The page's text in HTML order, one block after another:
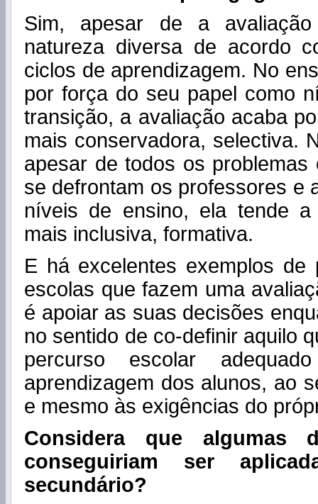
Sim, apesar de a
natureza diversa de acordo
ciclos de aprendizagem. No
por força do seu papel como
transição, a avaliação acaba
mais conservadora, selectiva.
apesar de todos os
se defrontam os professores e
níveis de ensino, ela tende
mais inclusiva, formativa.
E há excelentes exemplos de
escolas que fazem uma
é apoiar as suas decisões
no sentido de co-definir aquilo
percurso escolar
aprendizagem dos alunos, ao
e mesmo às exigências do
Considera que algumas
conseguiriam ser
secundário?